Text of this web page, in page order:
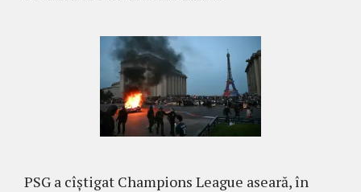
PSG a cîștigat Champions League aseară, în